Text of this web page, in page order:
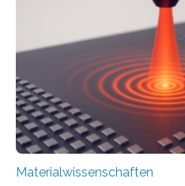
Erkenntnisse berichten die
the American Chemical
Materialien, die gleichzeitig
beeinflussen können, sind
Technologien…
Materialwissenschaften